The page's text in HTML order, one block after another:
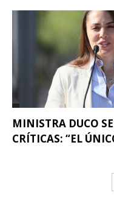
MINISTRA DUCO
CRÍTICAS: “EL